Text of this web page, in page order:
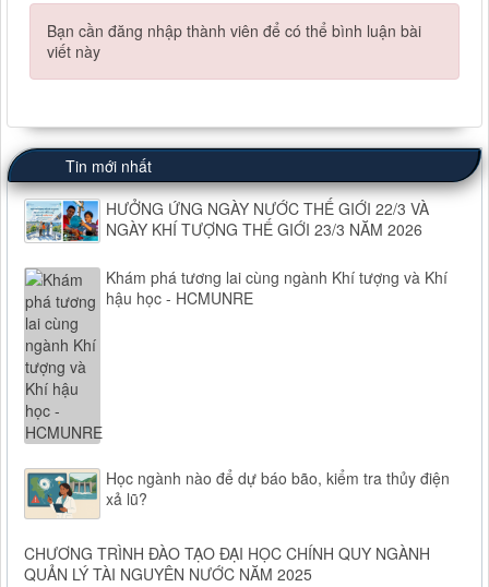
Bạn cần đăng nhập thành viên để có thể bình luận bài
viết này
Tin mới nhất
HƯỞNG ỨNG NGÀY NƯỚC THẾ GIỚI 22/3 VÀ
NGÀY KHÍ TƯỢNG THẾ GIỚI 23/3 NĂM 2026
Khám phá tương lai cùng ngành Khí tượng và Khí
hậu học - HCMUNRE
Học ngành nào để dự báo bão, kiểm tra thủy điện
xả lũ?
CHƯƠNG TRÌNH ĐÀO TẠO ĐẠI HỌC CHÍNH QUY NGÀNH
QUẢN LÝ TÀI NGUYÊN NƯỚC NĂM 2025